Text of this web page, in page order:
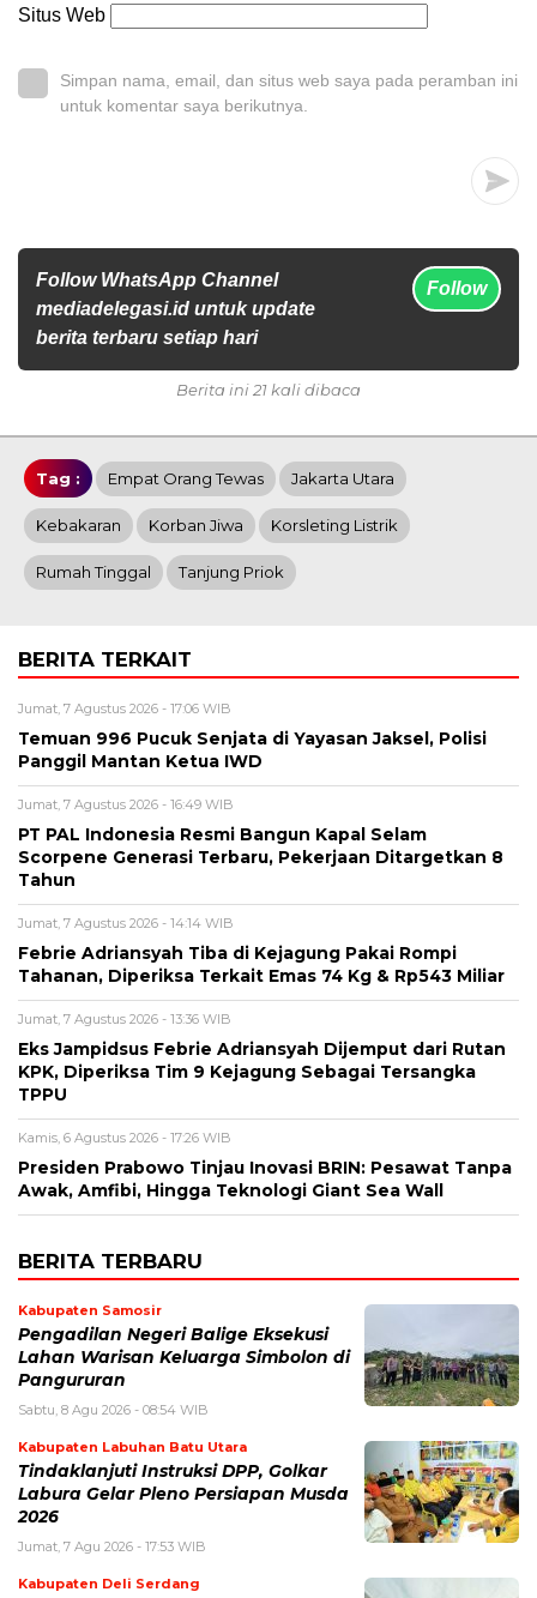
Situs Web
Simpan nama, email, dan situs web saya pada peramban ini
untuk komentar saya berikutnya.
Follow WhatsApp Channel
mediadelegasi.id untuk update
berita terbaru setiap hari
Follow
Berita ini 21 kali dibaca
Tag : Empat Orang Tewas Jakarta Utara
Kebakaran Korban Jiwa Korsleting Listrik
Rumah Tinggal Tanjung Priok
BERITA TERKAIT
Jumat, 7 Agustus 2026 - 17:06 WIB
Temuan 996 Pucuk Senjata di Yayasan Jaksel, Polisi
Panggil Mantan Ketua IWD
Jumat, 7 Agustus 2026 - 16:49 WIB
PT PAL Indonesia Resmi Bangun Kapal Selam
Scorpene Generasi Terbaru, Pekerjaan Ditargetkan 8
Tahun
Jumat, 7 Agustus 2026 - 14:14 WIB
Febrie Adriansyah Tiba di Kejagung Pakai Rompi
Tahanan, Diperiksa Terkait Emas 74 Kg & Rp543 Miliar
Jumat, 7 Agustus 2026 - 13:36 WIB
Eks Jampidsus Febrie Adriansyah Dijemput dari Rutan
KPK, Diperiksa Tim 9 Kejagung Sebagai Tersangka
TPPU
Kamis, 6 Agustus 2026 - 17:26 WIB
Presiden Prabowo Tinjau Inovasi BRIN: Pesawat Tanpa
Awak, Amfibi, Hingga Teknologi Giant Sea Wall
BERITA TERBARU
Kabupaten Samosir
Pengadilan Negeri Balige Eksekusi
Lahan Warisan Keluarga Simbolon di
Pangururan
Sabtu, 8 Agu 2026 - 08:54 WIB
Kabupaten Labuhan Batu Utara
Tindaklanjuti Instruksi DPP, Golkar
Labura Gelar Pleno Persiapan Musda
2026
Jumat, 7 Agu 2026 - 17:53 WIB
Kabupaten Deli Serdang